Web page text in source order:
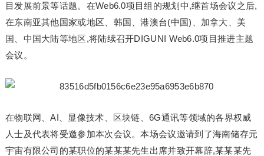
目发展前景等话题。在Web6.0项目组的规划中,继首场会议之后,
在东南亚其他国家或地区、韩国、港澳台(中国)、加拿大、美
国、中国大陆等地区,将陆续召开DIGUNI Web6.0项目推进主题
会议。
在物联网、AI、显像技术、区块链、6G通讯等领域的各界权威
人士及代表将受邀参加本次会议。本场会议邀请到了海南储存元
宇宙有限公司的某职位的某某某先生出席并致开幕辞,某某某先